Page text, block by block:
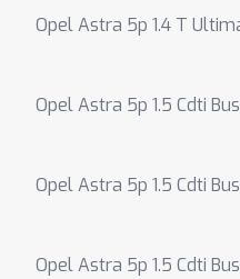
Opel Astra 5p 1.4 T
Opel Astra 5p 1.5 Cdti
Opel Astra 5p 1.5 Cdti
Opel Astra 5p 1.5 Cdti